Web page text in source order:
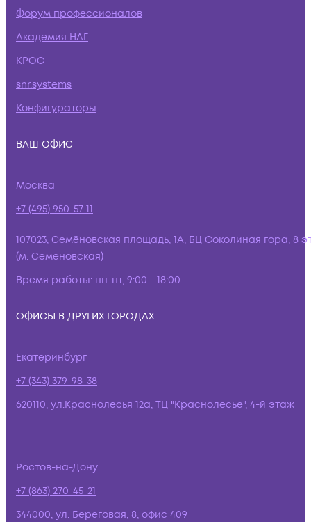
Форум профессионалов
Академия НАГ
КРОС
snr.systems
Конфигураторы
ВАШ ОФИС
Москва
+7 (495) 950-57-11
107023, Семёновская площадь, 1А, БЦ Соколиная гора, 8
(м. Семёновская)
Время работы: пн-пт, 9:00 - 18:00
ОФИСЫ В ДРУГИХ ГОРОДАХ
Екатеринбург
+7 (343) 379-98-38
620110, ул.Краснолесья 12а, ТЦ "Краснолесье", 4-й этаж
Ростов-на-Дону
+7 (863) 270-45-21
344000, ул. Береговая, 8, офис 409